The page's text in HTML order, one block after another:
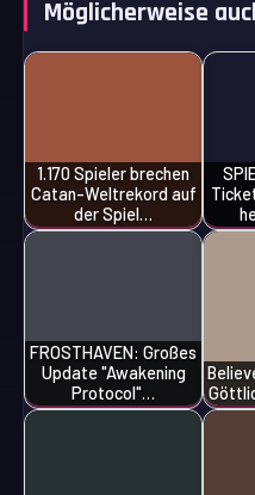
Möglicherweise
1.170 Spieler brechen
Catan-Weltrekord auf
der Spiel…
FROSTHAVEN: Großes
Update "Awakening
Protocol"…